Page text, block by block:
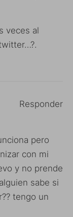
veces al
pero
con mi
y no prende
sabe si
tengo un
Responder